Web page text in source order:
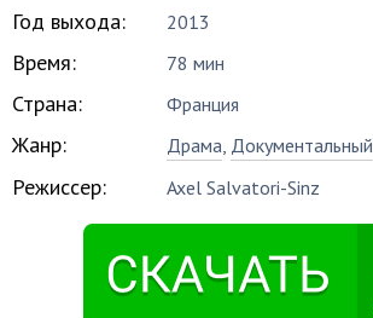
Год выхода: 2013
Время: 78 мин
Страна: Франция
Жанр: Драма, Документальный
Режиссер: Axel Salvatori-Sinz